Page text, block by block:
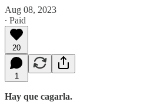
Aug 08, 2023
∙ Paid
20
1
Hay que cagarla.